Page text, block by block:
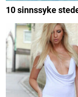
10 sinnssyke